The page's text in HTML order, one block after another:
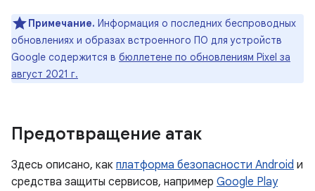
Примечание. Информация о последних беспроводных
обновлениях и образах встроенного ПО для устройств
Google содержится в бюллетене по обновлениям Pixel за
август 2021 г.
Предотвращение атак
Здесь описано, как платформа безопасности Android и
средства защиты сервисов, например Google Play